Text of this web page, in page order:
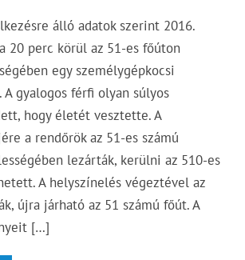
álló adatok szerint 2016.
20 perc körül az 51-es főúton
egy személygépkocsi
gyalogos férfi olyan súlyos
hogy életét vesztette. A
a rendőrök az 51-es számú
lezárták, kerülni az 510-es
A helyszínelés végeztével az
újra járható az 51 számú főút. A
[…]